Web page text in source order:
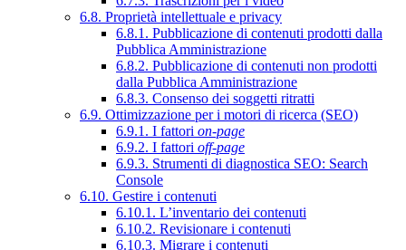
6.8. Proprietà intellettuale e privacy
6.8.1. Pubblicazione di contenuti prodotti dalla
Pubblica Amministrazione
6.8.2. Pubblicazione di contenuti non prodotti
dalla Pubblica Amministrazione
6.8.3. Consenso dei soggetti ritratti
6.9. Ottimizzazione per i motori di ricerca (SEO)
6.9.1. I fattori on-page
6.9.2. I fattori off-page
6.9.3. Strumenti di diagnostica SEO: Search
Console
6.10. Gestire i contenuti
6.10.1. L’inventario dei contenuti
6.10.2. Revisionare i contenuti
6.10.3. Migrare i contenuti